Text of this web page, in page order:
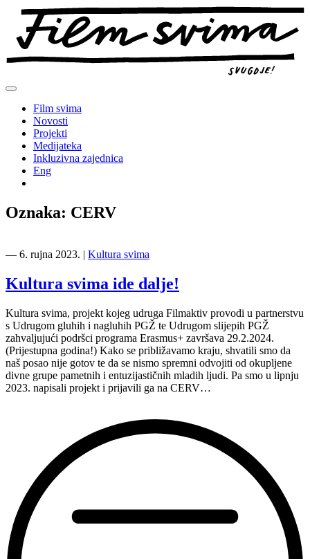
Preskoči
sadržaj
Film svima
Novosti
Projekti
Medijateka
Inkluzivna zajednica
Eng
Oznaka: CERV
― 6. rujna 2023. | Kultura svima
Kultura svima ide dalje!
Kultura svima, projekt kojeg udruga Filmaktiv provodi u partnerstvu
s Udrugom gluhih i nagluhih PGŽ te Udrugom slijepih PGŽ
zahvaljujući podršci programa Erasmus+ završava 29.2.2024.
(Prijestupna godina!) Kako se približavamo kraju, shvatili smo da
naš posao nije gotov te da se nismo spremni odvojiti od okupljene
divne grupe pametnih i entuzijastičnih mladih ljudi. Pa smo u lipnju
2023. napisali projekt i prijavili ga na CERV…